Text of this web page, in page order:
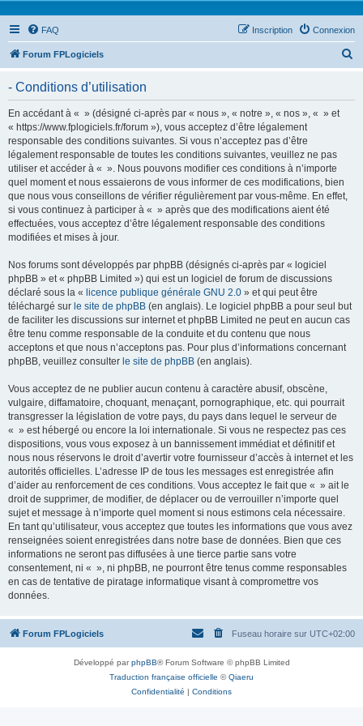
FAQ Connexion
Inscription
Forum FPLogiciels
- Conditions d’utilisation
En accédant à « » (désigné ci-après par « nous », « notre », « nos », « » et
« https://www.fplogiciels.fr/forum »), vous acceptez d’être légalement
responsable des conditions suivantes. Si vous n’acceptez pas d’être
légalement responsable de toutes les conditions suivantes, veuillez ne pas
utiliser et accéder à « ». Nous pouvons modifier ces conditions à n’importe
quel moment et nous essaierons de vous informer de ces modifications, bien
que nous vous conseillons de vérifier régulièrement par vous-même. En effet,
si vous continuez à participer à « » après que des modifications aient été
effectuées, vous acceptez d’être légalement responsable des conditions
modifiées et mises à jour.
Nos forums sont développés par phpBB (désignés ci-après par « logiciel
phpBB » et « phpBB Limited ») qui est un logiciel de forum de discussions
déclaré sous la « licence publique générale GNU 2.0 » et qui peut être
téléchargé sur le site de phpBB (en anglais). Le logiciel phpBB a pour seul but
de faciliter les discussions sur internet et phpBB Limited ne peut en aucun cas
être tenu comme responsable de la conduite et du contenu que nous
acceptons et que nous n’acceptons pas. Pour plus d’informations concernant
phpBB, veuillez consulter le site de phpBB (en anglais).
Vous acceptez de ne publier aucun contenu à caractère abusif, obscène,
vulgaire, diffamatoire, choquant, menaçant, pornographique, etc. qui pourrait
transgresser la législation de votre pays, du pays dans lequel le serveur de
« » est hébergé ou encore la loi internationale. Si vous ne respectez pas ces
dispositions, vous vous exposez à un bannissement immédiat et définitif et
nous nous réservons le droit d’avertir votre fournisseur d’accès à internet et les
autorités officielles. L’adresse IP de tous les messages est enregistrée afin
d’aider au renforcement de ces conditions. Vous acceptez le fait que « » ait le
droit de supprimer, de modifier, de déplacer ou de verrouiller n’importe quel
sujet et message à n’importe quel moment si nous estimons cela nécessaire.
En tant qu’utilisateur, vous acceptez que toutes les informations que vous avez
renseignées soient enregistrées dans notre base de données. Bien que ces
informations ne seront pas diffusées à une tierce partie sans votre
consentement, ni « », ni phpBB, ne pourront être tenus comme responsables
en cas de tentative de piratage informatique visant à compromettre vos
données.
Forum FPLogiciels Fuseau horaire sur UTC+02:00
Développé parphpBB® Forum Software © phpBB Limited
Traduction française officielle ©Qiaeru
Confidentialité | Conditions